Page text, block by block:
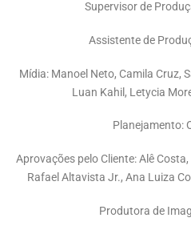
Supervisor de
Assistente de
Mídia: Manoel Neto, Camila Cruz,
Luan Kahil, Letycia
Planejamento:
Aprovações pelo Cliente: Alê
Rafael Altavista Jr., Ana Luiza
Produtora de